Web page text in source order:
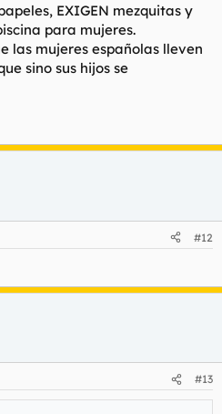
EXIGEN mezquitas y
para mujeres.
las mujeres españolas lleven
sino sus hijos se
#12
#13